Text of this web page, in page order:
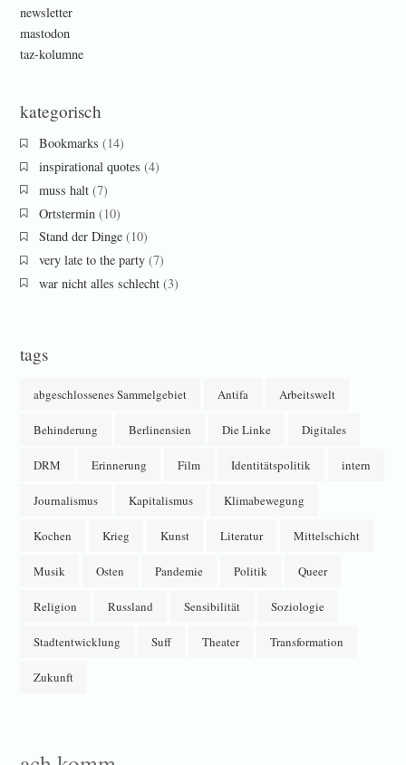
newsletter
mastodon
taz-kolumne
kategorisch
Bookmarks (14)
inspirational quotes (4)
muss halt(7)
Ortstermin (10)
Stand der Dinge(10)
very late to the party(7)
war nicht alles schlecht(3)
tags
abgeschlossenes Sammelgebiet Antifa Arbeitswelt
Behinderung Berlinensien Die Linke Digitales
DRM Erinnerung Film Identitätspolitik intern
Journalismus Kapitalismus Klimabewegung
Kochen Krieg Kunst Literatur Mittelschicht
Musik Osten Pandemie Politik Queer
Religion Russland Sensibilität Soziologie
Stadtentwicklung Suff Theater Transformation
Zukunft